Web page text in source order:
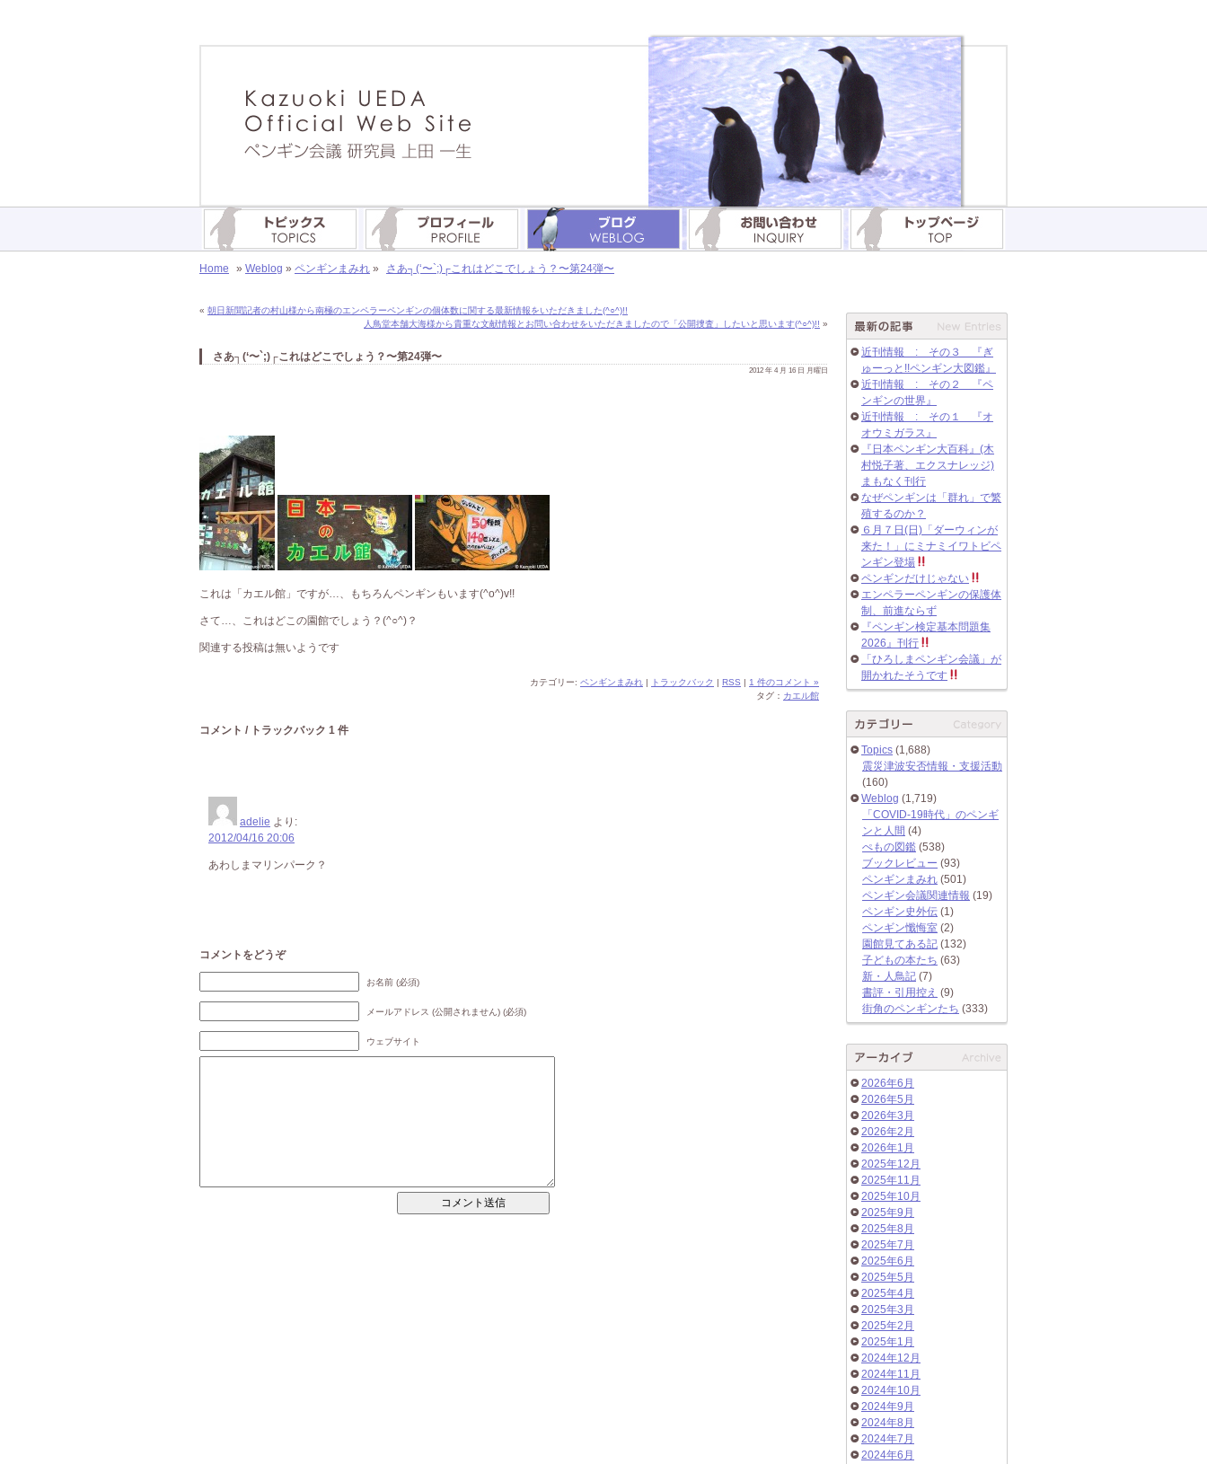
Home » Weblog » ペンギンまみれ » さあ┐(‘〜`;)┌これはどこでしょう？〜第24弾〜
« 朝日新聞記者の村山様から南極のエンペラーペンギンの個体数に関する最新情報をいただきました(^○^)!!
人鳥堂本舗大海様から貴重な文献情報とお問い合わせをいただきましたので「公開捜査」したいと思います(^○^)!! »
さあ┐(‘〜`;)┌これはどこでしょう？〜第24弾〜
2012 年 4 月 16 日 月曜日
これは「カエル館」ですが…、もちろんペンギンもいます(^o^)v!!
さて…、これはどこの園館でしょう？(^○^)？
関連する投稿は無いようです
カテゴリー: ペンギンまみれ | トラックバック | RSS | 1 件のコメント »
タグ： カエル館
コメント / トラックバック 1 件
adelie より:
2012/04/16 20:06
あわしまマリンパーク？
コメントをどうぞ
お名前 (必須)
メールアドレス (公開されません) (必須)
ウェブサイト
近刊情報 : その３ 『ぎ
ゅーっと!!ペンギン大図鑑』
近刊情報 : その２ 『ペ
ンギンの世界』
近刊情報 : その１ 『オ
オウミガラス』
『日本ペンギン大百科』(木
村悦子著、エクスナレッジ)
まもなく刊行
なぜペンギンは「群れ」で繁
殖するのか？
６月７日(日)「ダーウィンが
来た！」にミナミイワトビペ
ンギン登場
ペンギンだけじゃない
エンペラーペンギンの保護体
制、前進ならず
『ペンギン検定基本問題集
2026』刊行
「ひろしまペンギン会議」が
開かれたそうです
Topics (1,688)
震災津波安否情報・支援活動
(160)
Weblog (1,719)
「COVID-19時代」のペンギ
ンと人間 (4)
ぺもの図鑑 (538)
ブックレビュー (93)
ペンギンまみれ (501)
ペンギン会議関連情報 (19)
ペンギン史外伝 (1)
ペンギン懺悔室 (2)
園館見てある記 (132)
子どもの本たち (63)
新・人鳥記 (7)
書評・引用控え (9)
街角のペンギンたち (333)
2026年6月
2026年5月
2026年3月
2026年2月
2026年1月
2025年12月
2025年11月
2025年10月
2025年9月
2025年8月
2025年7月
2025年6月
2025年5月
2025年4月
2025年3月
2025年2月
2025年1月
2024年12月
2024年11月
2024年10月
2024年9月
2024年8月
2024年7月
2024年6月